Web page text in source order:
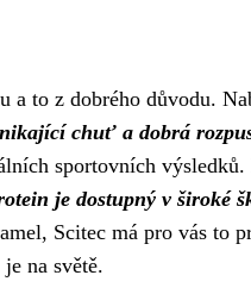
to z dobrého důvodu.
chuť a dobrá
sportovních
je dostupný v široké
Scitec má pro vás to
na světě.